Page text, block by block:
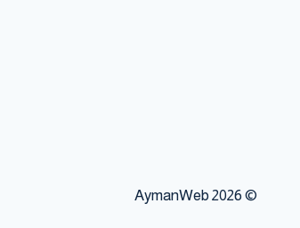
© 2026 AymanWeb